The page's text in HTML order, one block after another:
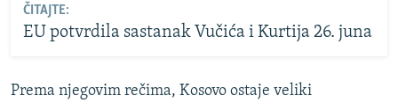
ČITAJTE:
EU potvrdila sastanak Vučića i Kurtija 26. juna
Prema njegovim rečima, Kosovo ostaje veliki